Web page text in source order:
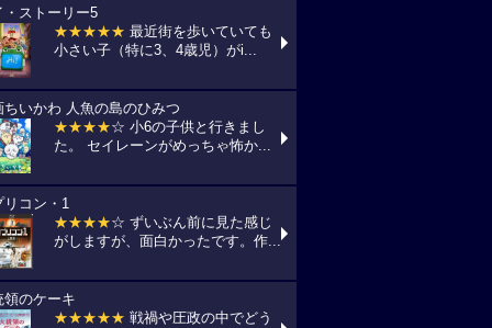
・ストーリー5
★★★★★ 最近街を歩いていても
小さい子（特に3、4歳児）がi...
ちいかわ 人魚の島のひみつ
★★★★☆ 小6の子供と行きまし
た。 セイレーンがめっちゃ怖か...
リコン・1
★★★★☆ ずいぶん前に見た感じ
がしますが、面白かったです。作...
領のケーキ
★★★★★ 戦禍や圧政の中でどう